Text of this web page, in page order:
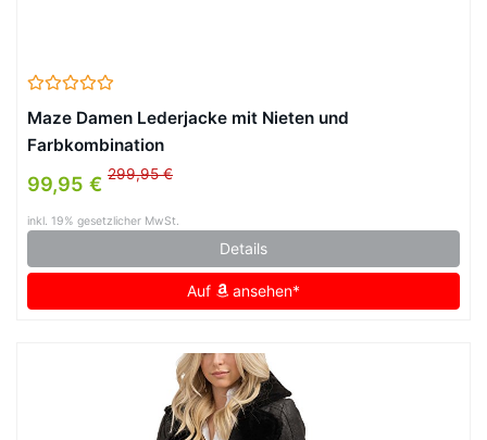
Maze Damen Lederjacke mit Nieten und
Farbkombination
99,95 € 299,95 €
inkl. 19% gesetzlicher MwSt.
Details
Auf ansehen*